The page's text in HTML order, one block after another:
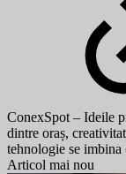
ConexSpot – Ideile
dintre oraș,
tehnologie se
Articol mai nou